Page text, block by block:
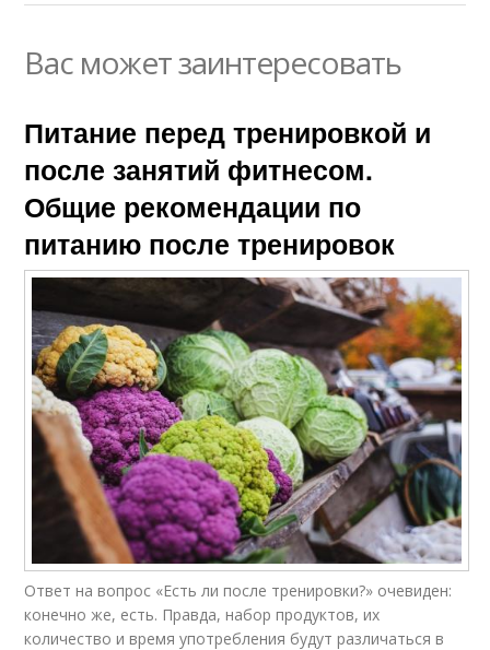
Вас может заинтересовать
Питание перед тренировкой и
после занятий фитнесом.
Общие рекомендации по
питанию после тренировок
Ответ на вопрос «Есть ли после тренировки?» очевиден:
конечно же, есть. Правда, набор продуктов, их
количество и время употребления будут различаться в